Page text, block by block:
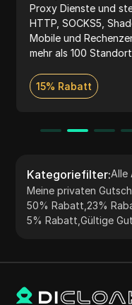
Proxy Dienste und
HTTP, SOCKS5,
Mobile und
mehr als 100
vollständig
heldenhaften
Verbindungen für
15% Rabatt
Kategoriefilter:Alle
Meine privaten
50% Rabatt 23%
5% Rabatt ,Gültige